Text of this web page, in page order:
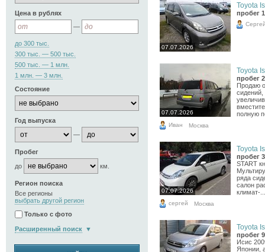
Цена в рублях
—
до 300 тыс.
300 тыс. — 500 тыс.
500 тыс. — 1 млн.
1 млн. — 3 млн.
Состояние
Год выпуска
—
Пробег
до
км.
Регион поиска
Все регионы
выбрать другой регион
Только с фото
Расширенный поиск
07.07.2026
Toyota
пробег
07.07.2026
Toyota
пробег
Продаю
сидений,
полную
Иван Москва
07.07.2026
Toyota
пробег
START
ряда
салон
климат-...
сергей Москва
Toyota
пробег
Исис
Японии,